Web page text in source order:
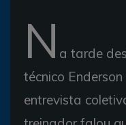
N a tarde
técnico
entrevista